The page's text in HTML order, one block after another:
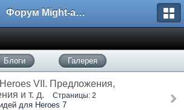
Форум Might-and-Magic.ru
Блоги Галерея
VII. Предложения,
и т. д.
Страницы: 2
для Heroes 7